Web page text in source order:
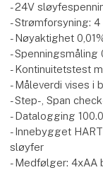
- 24V
- Strømforsyning:
- Nøyaktighet
- Spenningsmåling
- Kontinuitetstest
- Måleverdi vises i
- Step-, Span
- Datalogging
- Innebygget
sløyfer
- Medfølger: 4xAA